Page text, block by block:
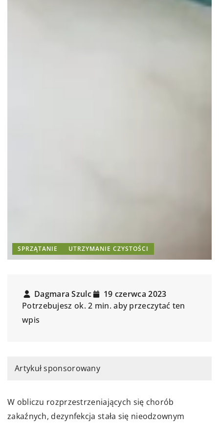
SPRZĄTANIE UTRZYMANIE CZYSTOŚCI
Dagmara Szulc
19 czerwca 2023
Potrzebujesz ok. 2 min. aby przeczytać ten
wpis
Artykuł sponsorowany
W obliczu rozprzestrzeniających się chorób
zakaźnych, dezynfekcja stała się nieodzownym